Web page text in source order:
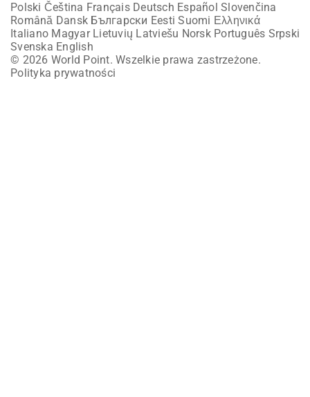
Polski Čeština Français Deutsch Español Slovenčina
Română Dansk Български Eesti Suomi Ελληνικά
Italiano Magyar Lietuvių Latviešu Norsk Português Srpski
Svenska English
© 2026 World Point. Wszelkie prawa zastrzeżone.
Polityka prywatności